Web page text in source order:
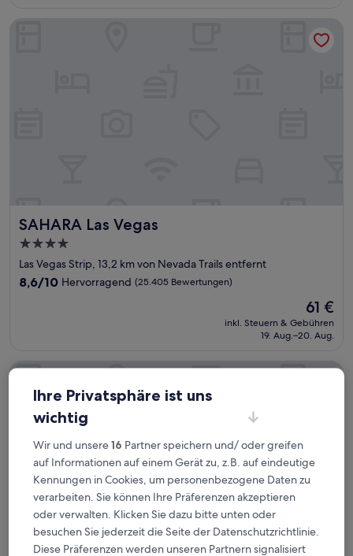
SAHARA Las Vegas
SAHARA Las Vegas
4.0-
Sterne-
Unterkunft
Las Vegas Strip, 13,2 km von Nevada Trails entfernt
8.6
8,6/10 Hervorragend (25.405 Bewertungen)
Der
Preis
beträgt
61 €
inkl. Steuern & Gebühren
19. Aug.–20. Aug.
SAHARA Las Vegas
Hilton Grand Vacations Club on the Las Vegas Strip
Ihre Privatsphäre ist uns
wichtig
Wir und unsere16 Partner speichern und/ oder greifen
auf Informationen auf einem Gerät zu, z.B. auf eindeutige
Kennungen in Cookies, um personenbezogene Daten zu
verarbeiten. Sie können Ihre Präferenzen akzeptieren
oder verwalten. Klicken Sie dazu bitte unten oder
besuchen Sie jederzeit die Seite der Datenschutzrichtlinie.
Diese Präferenzen werden unseren Partnern signalisiert